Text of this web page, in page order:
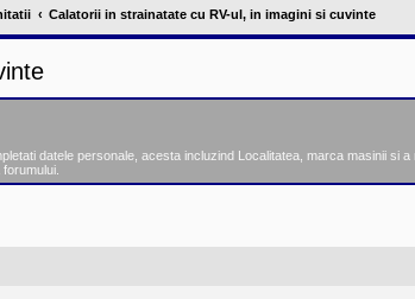
Calatorii in strainatate cu RV-ul, in imagini si cuvinte
datele personale, acesta incluzind Localitatea, marca masinii si a